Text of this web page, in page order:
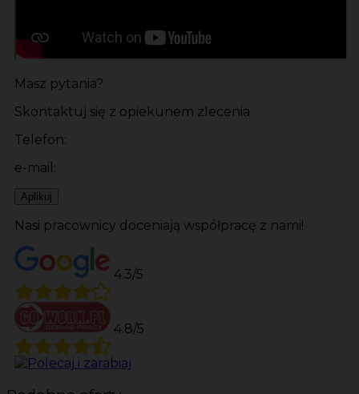
Masz pytania?
Skontaktuj się z opiekunem zlecenia
Telefon:
e-mail:
Aplikuj
Nasi pracownicy doceniają współpracę z nami!
4.3/5
4.8/5